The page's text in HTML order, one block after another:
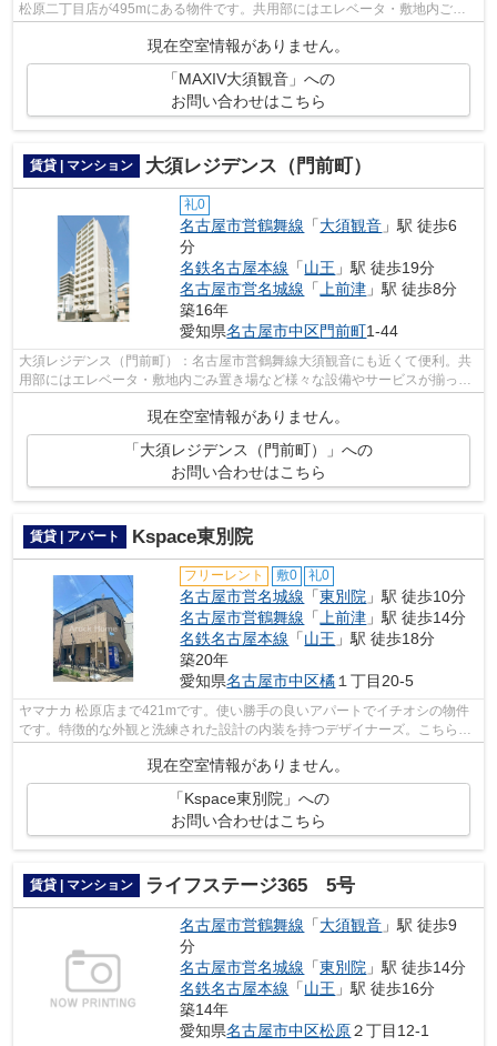
松原二丁目店が495mにある物件です。共用部にはエレベータ・敷地内ごみ
現在空室情報がありません。
「MAXIV大須観音」への
お問い合わせはこちら
賃貸 | マンション 大須レジデンス（門前町）
礼0
名古屋市営鶴舞線 「大須観音 」駅 徒歩6
分
名鉄名古屋本線 「山王 」駅 徒歩19分
名古屋市営名城線 「 上前津 」駅 徒歩8分
築16年
愛知県名古屋市中区門前町1-44
大須レジデンス（門前町）：名古屋市営鶴舞線大須観音にも近くて便利。共
用部にはエレベータ・敷地内ごみ置き場など様々な設備やサービスが揃って
現在空室情報がありません。
「大須レジデンス（門前町）」への
お問い合わせはこちら
賃貸 | アパート Kspace東別院
フリーレント 敷0 礼0
名古屋市営名城線 「東別院 」駅 徒歩10分
名古屋市営鶴舞線 「 上前津 」駅 徒歩14分
名鉄名古屋本線 「山王 」駅 徒歩18分
築20年
愛知県名古屋市中区橘 １丁目20-5
ヤマナカ 松原店まで421mです。使い勝手の良いアパートでイチオシの物件
です。特徴的な外観と洗練された設計の内装を持つデザイナーズ。こちらの
物件は周辺に駅が2つあるので電車への...
現在空室情報がありません。
「Kspace東別院」への
お問い合わせはこちら
賃貸 | マンション ライフステージ365 5号
名古屋市営鶴舞線 「大須観音 」駅 徒歩9
分
名古屋市営名城線 「東別院 」駅 徒歩14分
名鉄名古屋本線 「山王 」駅 徒歩16分
築14年
愛知県名古屋市中区松原２丁目12-1